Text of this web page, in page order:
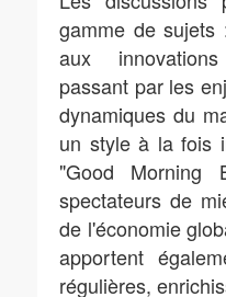
gamme de sujets
aux
passant par les
dynamiques du
un style à la fois
"Good Morning
spectateurs de
de l'économie
apportent
régulières,